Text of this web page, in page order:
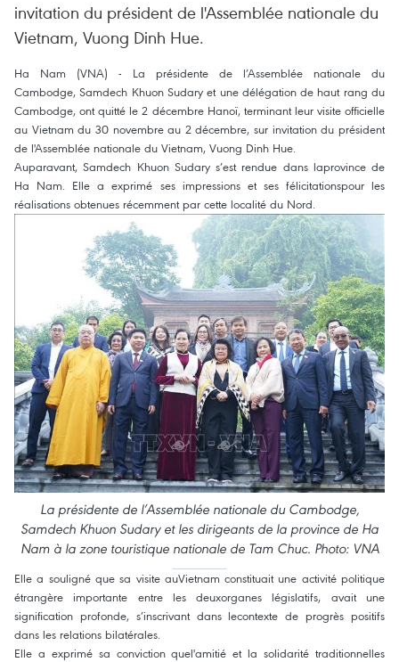
invitation du président de l'Assemblée nationale du
Vietnam, Vuong Dinh Hue.
Ha Nam (VNA) - La présidente de l’Assemblée nationale du
Cambodge, Samdech Khuon Sudary et une délégation de haut rang du
Cambodge, ont quitté le 2 décembre Hanoï, terminant leur visite officielle
au Vietnam du 30 novembre au 2 décembre, sur invitation du président
de l'Assemblée nationale du Vietnam, Vuong Dinh Hue.
Auparavant, Samdech Khuon Sudary s’est rendue dans laprovince de
Ha Nam. Elle a exprimé ses impressions et ses félicitationspour les
réalisations obtenues récemment par cette localité du Nord.
La présidente de l’Assemblée nationale du Cambodge,
Samdech Khuon Sudary et les dirigeants de la province de Ha
Nam à la zone touristique nationale de Tam Chuc. Photo: VNA
Elle a souligné que sa visite auVietnam constituait une activité politique
étrangère importante entre les deuxorganes législatifs, avait une
signification profonde, s’inscrivant dans lecontexte de progrès positifs
dans les relations bilatérales.
Elle a exprimé sa conviction quel'amitié et la solidarité traditionnelles